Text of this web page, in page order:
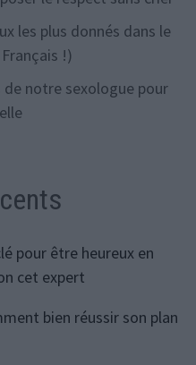
les plus donnés dans le
!)
de notre sexologue pour
pour être heureux en
cet expert
bien réussir son plan